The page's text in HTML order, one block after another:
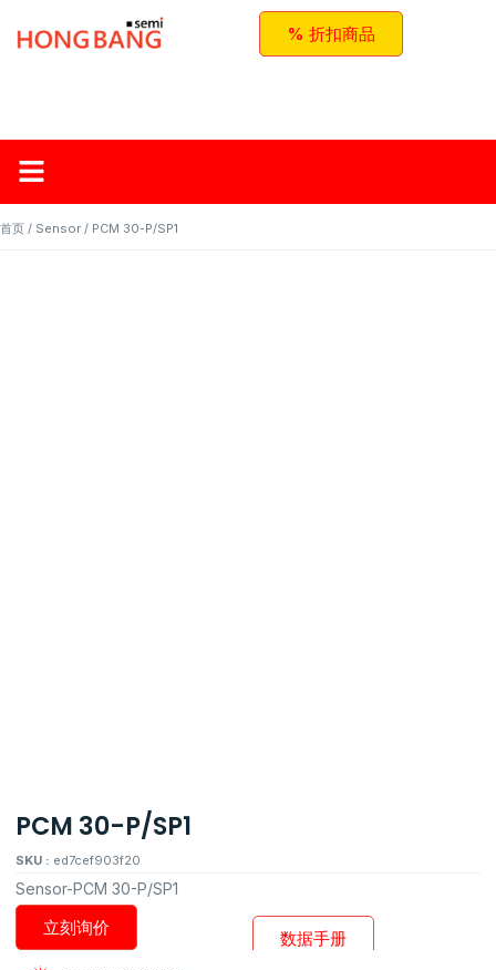
% 折扣商品
首页 / Sensor / PCM 30-P/SP1
PCM 30-P/SP1
SKU : ed7cef903f20
Sensor-PCM 30-P/SP1
数据手册
立刻询价